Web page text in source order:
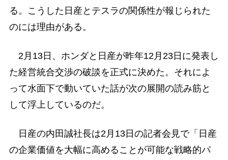
る。こうした日産とテスラの関係性が報じられた
のには理由がある。
2月13日、ホンダと日産が昨年12月23日に発表し
た経営統合交渉の破談を正式に決めた。それによ
って水面下で動いていた話が次の展開の読み筋と
して浮上しているのだ。
日産の内田誠社長は2月13日の記者会見で「日産
の企業価値を大幅に高めることが可能な戦略的パ